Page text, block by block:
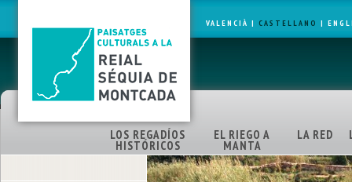
VALENCIÀ | CASTELLANO |
LOS REGADÍOS
HISTÓRICOS
EL RIEGO A
MANTA
LA RED